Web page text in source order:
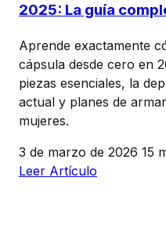
2025: La guía
Aprende exactamente
cápsula desde cero en
piezas esenciales, la
actual y planes de
mujeres.
3 de marzo de 2026 15
Leer Artículo